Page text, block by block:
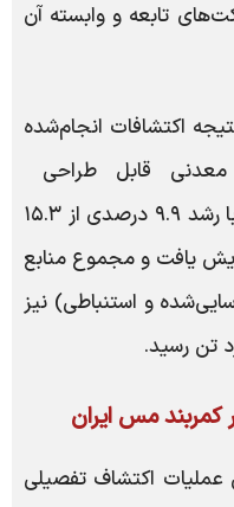
تابعه و وابسته آن
پایان سال ۱۴۰۴ در نتیجه اکتشافات انجام‌شده
قابل طراحی
(اندازه‌گیری‌شده و شناسایی‌شده) با رشد ۹.۹ درصدی از ۱۵.۳
تن افزایش یافت و مجموع منابع
و استنباطی) نیز
مس ایران
اکتشاف تفصیلی